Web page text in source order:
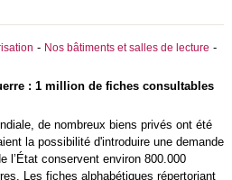
- Nos bâtiments et salles de lecture -
: 1 million de fiches consultables
de nombreux biens privés ont été
la possibilité d'introduire une demande
l’État conservent environ 800.000
Les fiches alphabétiques répertoriant